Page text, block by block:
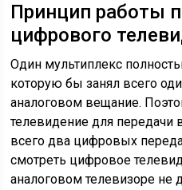
Принцип работы
цифрового
Один мультиплекс
которую бы занял всего
аналоговом вещание.
телевидение для передачи
всего два цифровых
смотреть цифровое
аналоговом телевизоре не